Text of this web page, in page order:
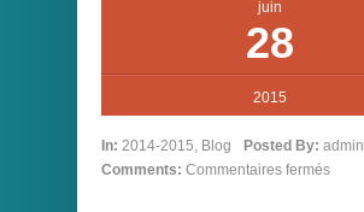
juin
28
2015
In: 2014-2015, Blog Posted By: admin
Comments: Commentaires fermés